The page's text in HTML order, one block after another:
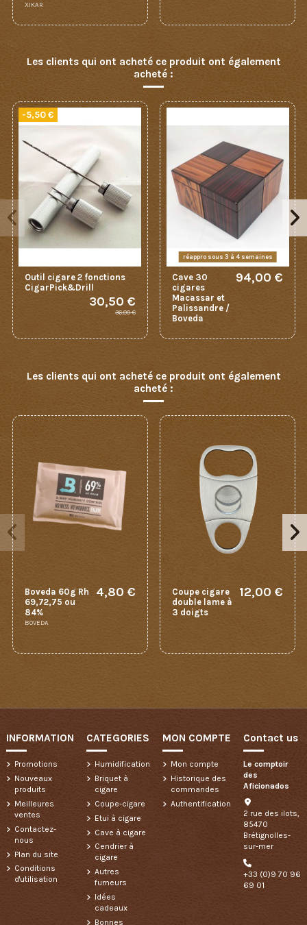
XIKAR
Les clients qui ont acheté ce produit ont également
acheté :
-5,50 €
Outil cigare 2 fonctions
CigarPick&Drill
30,50 €
36,00 €
réappro sous 3 à 4 semaines
Cave 30
cigares
Macassar et
Palissandre /
Boveda
94,00 €
Les clients qui ont acheté ce produit ont également
acheté :
Boveda 60g Rh
69,72,75 ou
84%
BOVEDA
4,80 €
Coupe cigare
double lame à
3 doigts
12,00 €
INFORMATION
Promotions
Nouveaux
produits
Meilleures
ventes
Contactez-
nous
Plan du site
Conditions
d'utilisation
CATEGORIES
Humidification
Briquet à
cigare
Coupe-cigare
Etui à cigare
Cave à cigare
Cendrier à
cigare
Autres
fumeurs
Idées
cadeaux
Bonnes
MON COMPTE
Mon compte
Historique des
commandes
Authentification
Contact us
Le comptoir
des
Aficionados
2 rue des ilots,
85470
Brétignolles-
sur-mer
+33 (0)9 70 96
69 01